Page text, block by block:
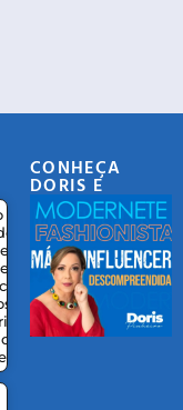
e
à
mãe
CONHEÇA
DORIS E
EQUIPE